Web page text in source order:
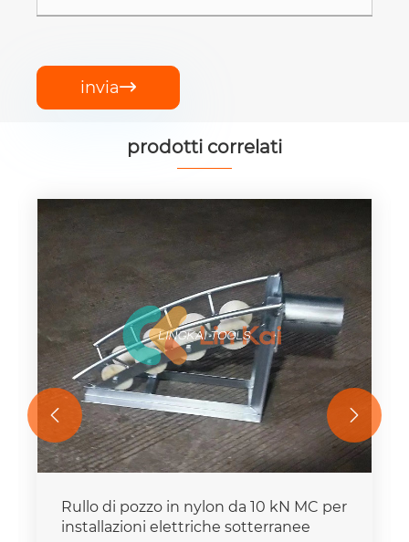
invia
prodotti correlati
Rulli tiracavi in ​​linea retta con capacità
di 10 kN
 